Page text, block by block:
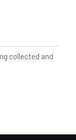
collected and